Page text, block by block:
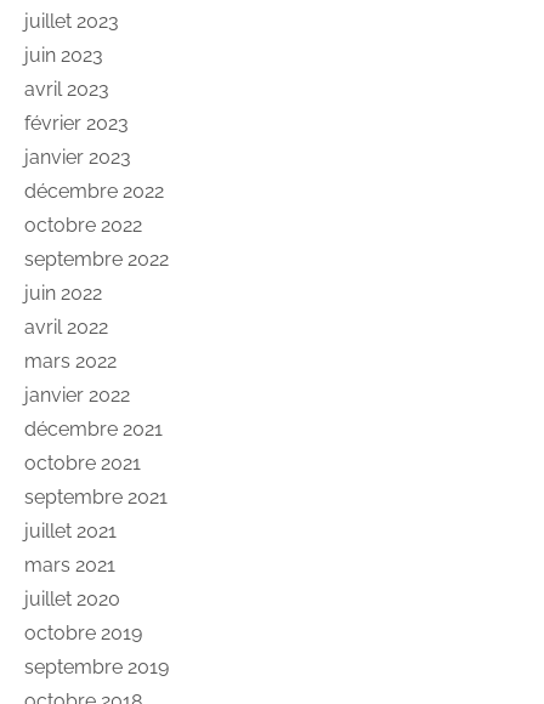
juillet 2023
juin 2023
avril 2023
février 2023
janvier 2023
décembre 2022
octobre 2022
septembre 2022
juin 2022
avril 2022
mars 2022
janvier 2022
décembre 2021
octobre 2021
septembre 2021
juillet 2021
mars 2021
juillet 2020
octobre 2019
septembre 2019